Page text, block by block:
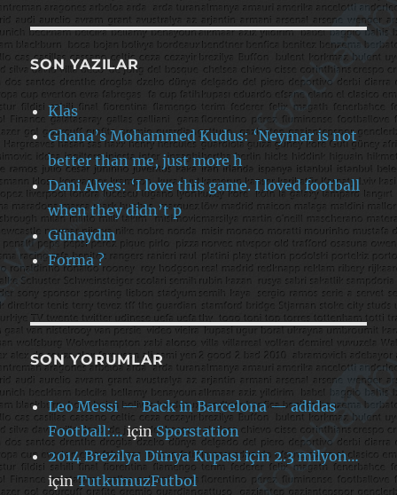
SON YAZILAR
Klas
Ghana’s Mohammed Kudus: ‘Neymar is not
better than me, just more h
Dani Alves: ‘I love this game. I loved football
when they didn’t p
Günaydın
Forma ?
SON YORUMLAR
Leo Messi — Back in Barcelona — adidas
Football:…içinSporstation
2014 Brezilya Dünya Kupası için 2.3 milyon…
içinTutkumuzFutbol